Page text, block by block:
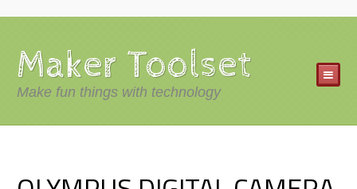
Maker Toolset
Make fun things with technology